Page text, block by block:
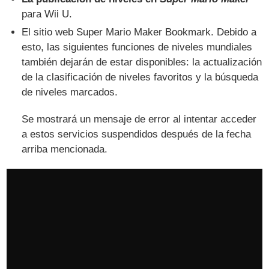
para Wii U.
El sitio web Super Mario Maker Bookmark. Debido a
esto, las siguientes funciones de niveles mundiales
también dejarán de estar disponibles: la actualización
de la clasificación de niveles favoritos y la búsqueda
de niveles marcados.
Se mostrará un mensaje de error al intentar acceder
a estos servicios suspendidos después de la fecha
arriba mencionada.